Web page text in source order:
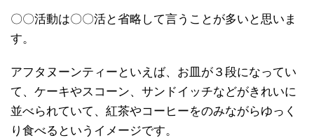
〇〇活動は〇〇活と省略して言うことが多いと思いま
す。
アフタヌーンティーといえば、お皿が３段になってい
て、ケーキやスコーン、サンドイッチなどがきれいに
並べられていて、紅茶やコーヒーをのみながらゆっく
り食べるというイメージです。